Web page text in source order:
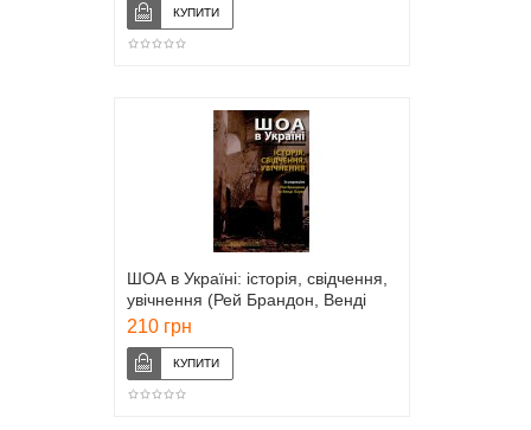
ШОА в Україні: історія, свідчення,
увічнення (Рей Брандон, Венді
Лауер)
210 грн